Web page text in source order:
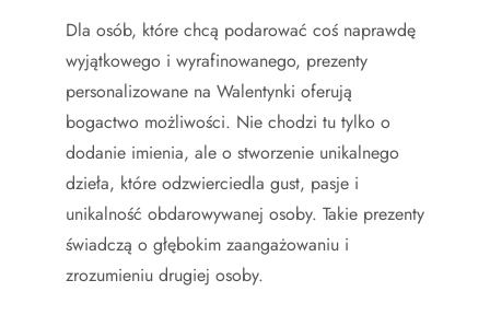
Dla osób, które chcą podarować coś naprawdę
wyjątkowego i wyrafinowanego, prezenty
personalizowane na Walentynki oferują
bogactwo możliwości. Nie chodzi tu tylko o
dodanie imienia, ale o stworzenie unikalnego
dzieła, które odzwierciedla gust, pasje i
unikalność obdarowywanej osoby. Takie prezenty
świadczą o głębokim zaangażowaniu i
zrozumieniu drugiej osoby.